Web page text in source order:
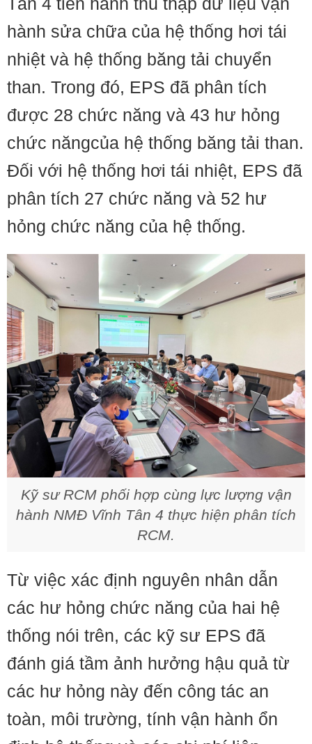
hành sửa chữa của hệ thống hơi tái
nhiệt và hệ thống băng tải chuyển
than. Trong đó, EPS đã phân tích
được 28 chức năng và 43 hư hỏng
chức năngcủa hệ thống băng tải than.
Đối với hệ thống hơi tái nhiệt, EPS đã
phân tích 27 chức năng và 52 hư
hỏng chức năng của hệ thống.
Kỹ sư RCM phối hợp cùng lực lượng vận
hành NMĐ Vĩnh Tân 4 thực hiện phân tích
RCM.
Từ việc xác định nguyên nhân dẫn
các hư hỏng chức năng của hai hệ
thống nói trên, các kỹ sư EPS đã
đánh giá tầm ảnh hưởng hậu quả từ
các hư hỏng này đến công tác an
toàn, môi trường, tính vận hành ổn